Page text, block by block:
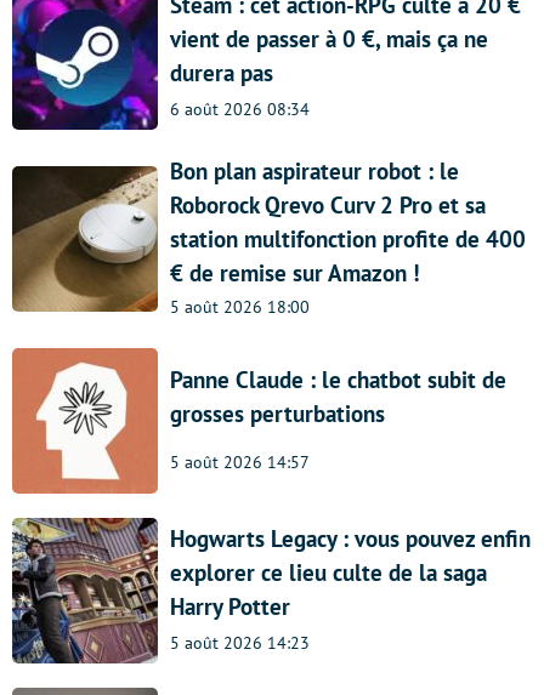
vient de passer à 0 €, mais ça ne
durera pas
6 août 2026 08:34
Bon plan aspirateur robot : le
Roborock Qrevo Curv 2 Pro et sa
station multifonction profite de 400
€ de remise sur Amazon !
5 août 2026 18:00
Panne Claude : le chatbot subit de
grosses perturbations
5 août 2026 14:57
Hogwarts Legacy : vous pouvez enfin
explorer ce lieu culte de la saga
Harry Potter
5 août 2026 14:23